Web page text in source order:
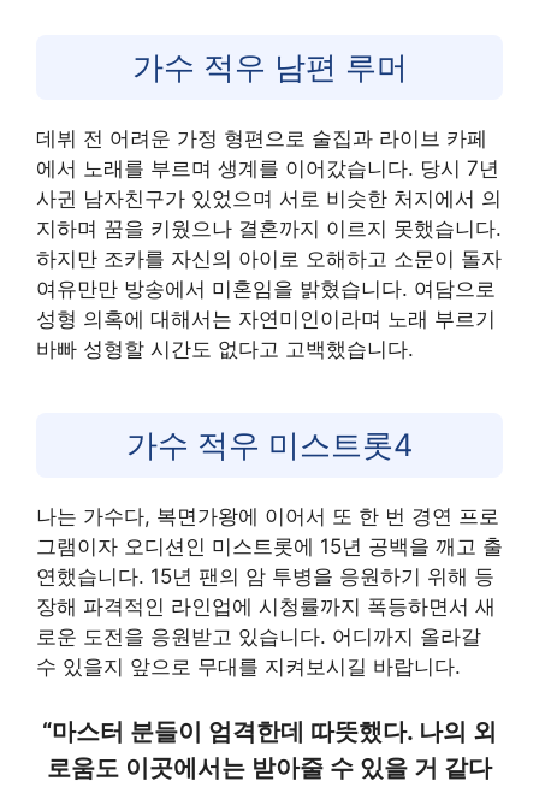
가수 적우 남편 루머
데뷔 전 어려운 가정 형편으로 술집과 라이브 카페
에서 노래를 부르며 생계를 이어갔습니다. 당시 7년
사귄 남자친구가 있었으며 서로 비슷한 처지에서 의
지하며 꿈을 키웠으나 결혼까지 이르지 못했습니다.
하지만 조카를 자신의 아이로 오해하고 소문이 돌자
여유만만 방송에서 미혼임을 밝혔습니다. 여담으로
성형 의혹에 대해서는 자연미인이라며 노래 부르기
바빠 성형할 시간도 없다고 고백했습니다.
가수 적우 미스트롯4
나는 가수다, 복면가왕에 이어서 또 한 번 경연 프로
그램이자 오디션인 미스트롯에 15년 공백을 깨고 출
연했습니다. 15년 팬의 암 투병을 응원하기 위해 등
장해 파격적인 라인업에 시청률까지 폭등하면서 새
로운 도전을 응원받고 있습니다. 어디까지 올라갈
수 있을지 앞으로 무대를 지켜보시길 바랍니다.
“마스터 분들이 엄격한데 따뜻했다. 나의 외
로움도 이곳에서는 받아줄 수 있을 거 같다